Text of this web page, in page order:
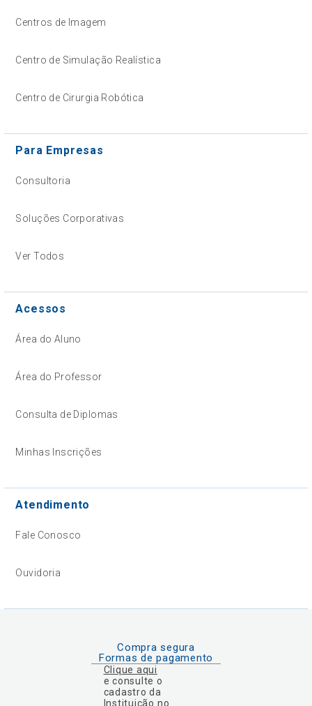
Centros de Imagem
Centro de Simulação Realística
Centro de Cirurgia Robótica
Para Empresas
Consultoria
Soluções Corporativas
Ver Todos
Acessos
Área do Aluno
Área do Professor
Consulta de Diplomas
Minhas Inscrições
Atendimento
Fale Conosco
Ouvidoria
Compra segura
Formas de pagamento
Clique aqui
e consulte o
cadastro da
Instituição no